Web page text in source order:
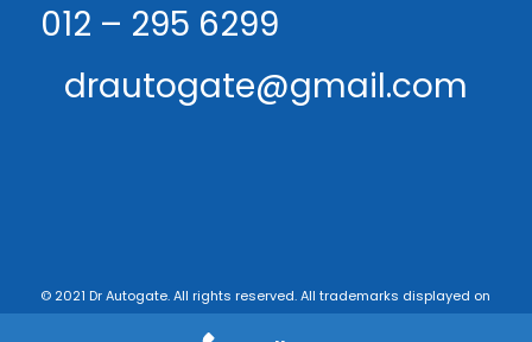
012 – 295 6299
drautogate@gmail.com
© 2021 Dr Autogate. All rights reserved. All trademarks displayed on